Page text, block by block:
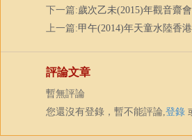
下一篇:歲次乙未(2015)年觀音齋
上一篇:甲午(2014)年天童水陸香
評論文章
暫無評論
您還沒有登錄，暫不能評論,登錄